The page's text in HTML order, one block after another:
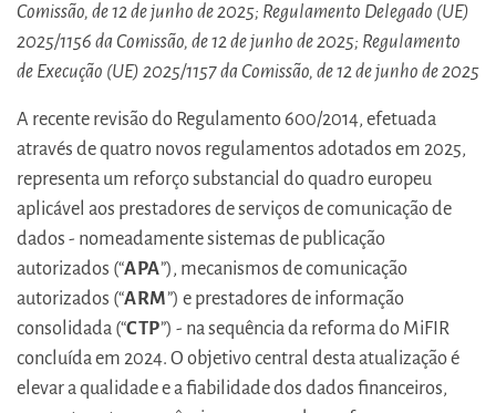
Comissão, de 12 de junho de 2025; Regulamento Delegado (UE)
2025/1156 da Comissão, de 12 de junho de 2025; Regulamento
de Execução (UE) 2025/1157 da Comissão, de 12 de junho de 2025
A recente revisão do Regulamento 600/2014, efetuada
através de quatro novos regulamentos adotados em 2025,
representa um reforço substancial do quadro europeu
aplicável aos prestadores de serviços de comunicação de
dados - nomeadamente sistemas de publicação
autorizados (“APA”), mecanismos de comunicação
autorizados (“ARM”) e prestadores de informação
consolidada (“CTP”) - na sequência da reforma do MiFIR
concluída em 2024. O objetivo central desta atualização é
elevar a qualidade e a fiabilidade dos dados financeiros,